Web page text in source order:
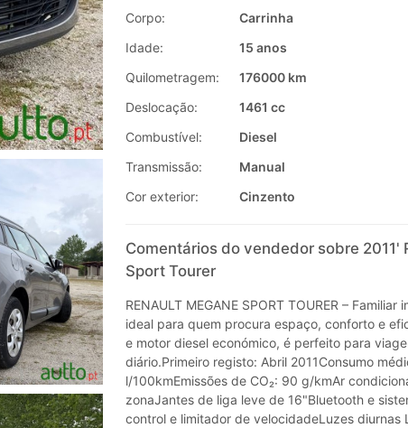
Corpo:
Carrinha
Idade:
15 anos
Quilometragem:
176000 km
Deslocação:
1461 cc
Combustível:
Diesel
Transmissão:
Manual
Cor exterior:
Cinzento
Comentários do vendedor sobre 2011'
Sport Tourer
RENAULT MEGANE SPORT TOURER – Familiar
ideal para quem procura espaço, conforto e
e motor diesel económico, é perfeito para
diário.Primeiro registo: Abril 2011Consumo
l/100kmEmissões de CO₂: 90 g/kmAr
zonaJantes de liga leve de 16"Bluetooth e
control e limitador de velocidadeLuzes diurnas